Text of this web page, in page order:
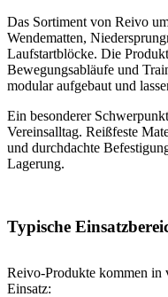
Das Sortiment von Reivo
Wendematten,
Laufstartblöcke. Die
Bewegungsabläufe und
modular aufgebaut und
Ein besonderer
Vereinsalltag. Reißfeste
und durchdachte
Lagerung.
Typische
Reivo-Produkte kommen in
Einsatz: